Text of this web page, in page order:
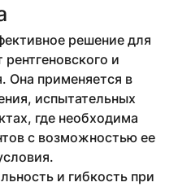
решение для
и
Она применяется в
испытательных
где необходима
с возможностью ее
и гибкость при